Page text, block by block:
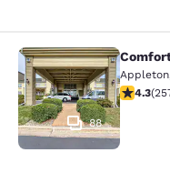
Comfort
88
Appleton
4.3(